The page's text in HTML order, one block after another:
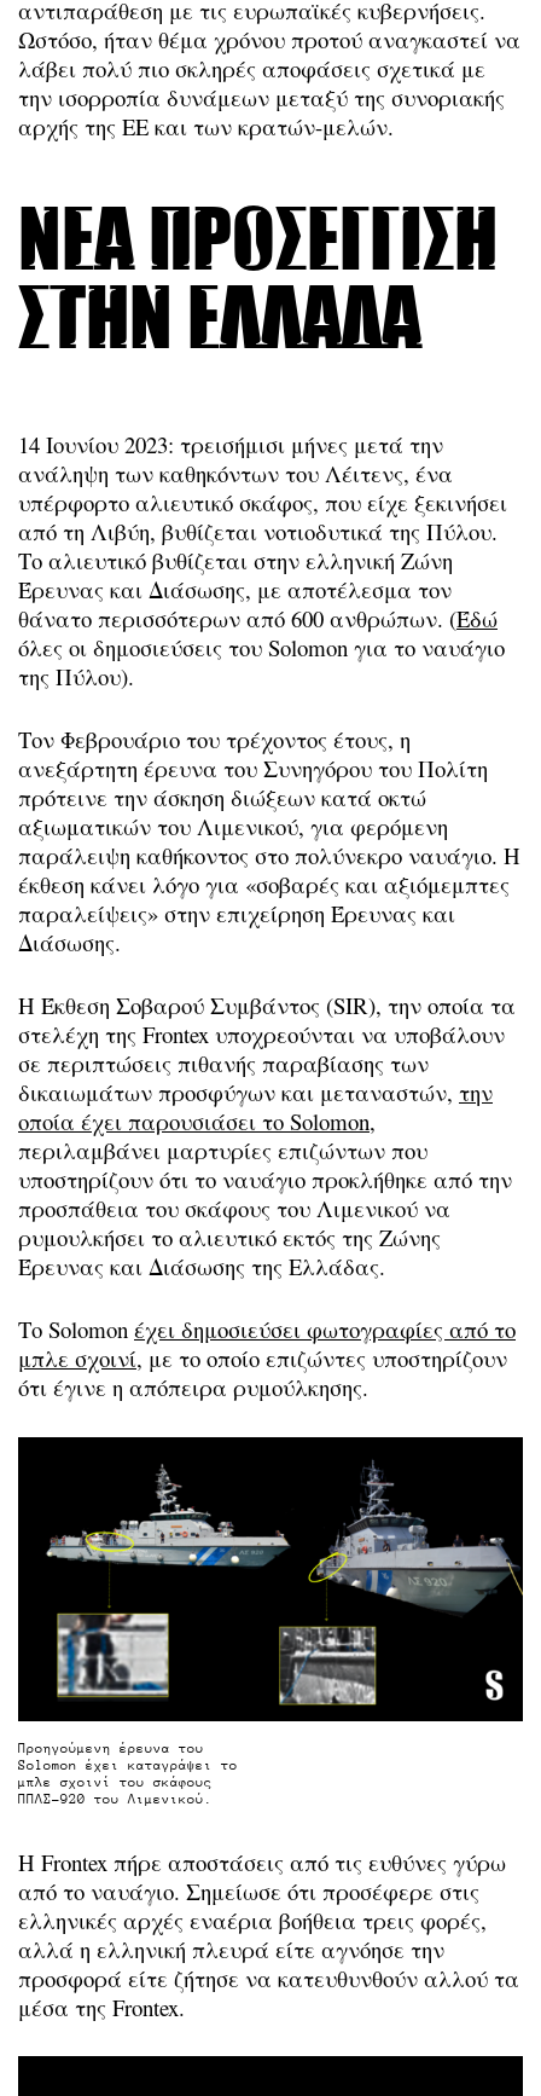
αντιπαράθεση με τις ευρωπαϊκές κυβερνήσεις.
Ωστόσο, ήταν θέμα χρόνου προτού αναγκαστεί να
λάβει πολύ πιο σκληρές αποφάσεις σχετικά με
την ισορροπία δυνάμεων μεταξύ της συνοριακής
αρχής της ΕΕ και των κρατών-μελών.
Νέα προσέγγιση
στην Ελλάδα
14 Ιουνίου 2023: τρεισήμισι μήνες μετά την
ανάληψη των καθηκόντων του Λέιτενς, ένα
υπέρφορτο αλιευτικό σκάφος, που είχε ξεκινήσει
από τη Λιβύη, βυθίζεται νοτιοδυτικά της Πύλου.
Το αλιευτικό βυθίζεται στην ελληνική Ζώνη
Έρευνας και Διάσωσης, με αποτέλεσμα τον
θάνατο περισσότερων από 600 ανθρώπων. (Έδώ
όλες οι δημοσιεύσεις του Solomon για το ναυάγιο
της Πύλου).
Τον Φεβρουάριο του τρέχοντος έτους, η
ανεξάρτητη έρευνα του Συνηγόρου του Πολίτη
πρότεινε την άσκηση διώξεων κατά οκτώ
αξιωματικών του Λιμενικού, για φερόμενη
παράλειψη καθήκοντος στο πολύνεκρο ναυάγιο. Η
έκθεση κάνει λόγο για «σοβαρές και αξιόμεμπτες
παραλείψεις» στην επιχείρηση Έρευνας και
Διάσωσης.
Η Έκθεση Σοβαρού Συμβάντος (SIR), την οποία τα
στελέχη της Frontex υποχρεούνται να υποβάλουν
σε περιπτώσεις πιθανής παραβίασης των
δικαιωμάτων προσφύγων και μεταναστών, την
οποία έχει παρουσιάσει το Solomon,
περιλαμβάνει μαρτυρίες επιζώντων που
υποστηρίζουν ότι το ναυάγιο προκλήθηκε από την
προσπάθεια του σκάφους του Λιμενικού να
ρυμουλκήσει το αλιευτικό εκτός της Ζώνης
Έρευνας και Διάσωσης της Ελλάδας.
Το Solomon έχει δημοσιεύσει φωτογραφίες από το
μπλε σχοινί, με το οποίο επιζώντες υποστηρίζουν
ότι έγινε η απόπειρα ρυμούλκησης.
Προηγούμενη έρευνα του
Solomon έχει καταγράψει το
μπλε σχοινί του σκάφους
ΠΠΛΣ-920 του Λιμενικού.
Η Frontex πήρε αποστάσεις από τις ευθύνες γύρω
από το ναυάγιο. Σημείωσε ότι προσέφερε στις
ελληνικές αρχές εναέρια βοήθεια τρεις φορές,
αλλά η ελληνική πλευρά είτε αγνόησε την
προσφορά είτε ζήτησε να κατευθυνθούν αλλού τα
μέσα της Frontex.